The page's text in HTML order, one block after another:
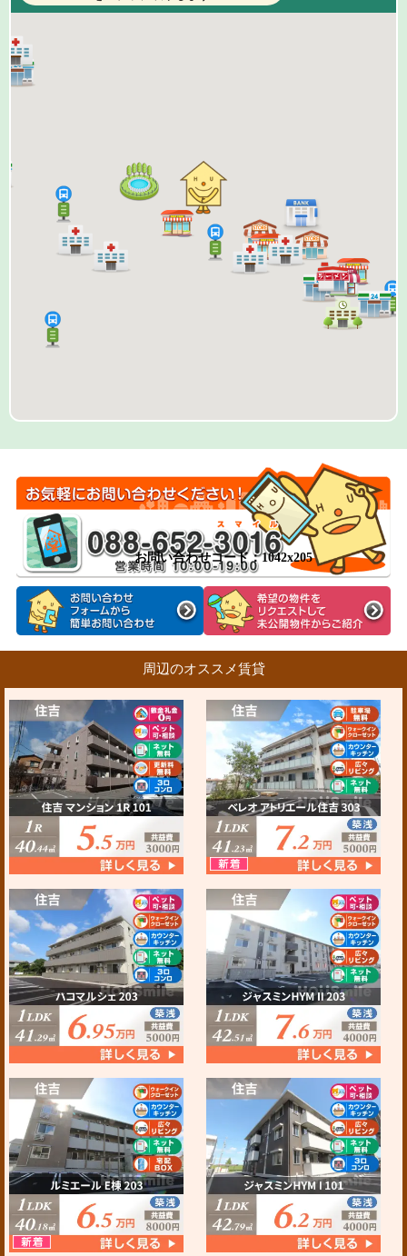
お問い合わせコード：1042x205
周辺のオススメ賃貸